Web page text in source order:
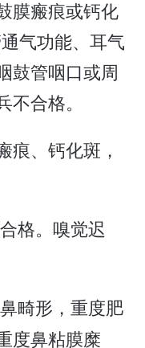
膜瘢痕或钙化
气功能、耳气
鼓管咽口或周
合格。
痕、钙化斑，
格。嗅觉迟
畸形，重度肥
度鼻粘膜糜